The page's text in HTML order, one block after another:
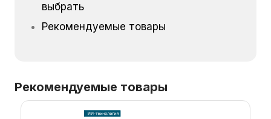
выбрать
Рекомендуемые товары
Рекомендуемые товары